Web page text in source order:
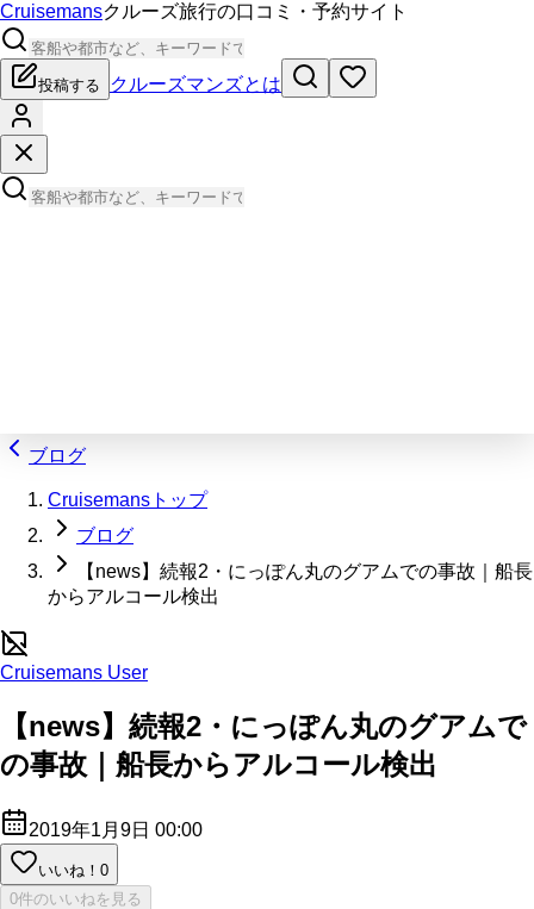
Cruisemansクルーズ旅行の口コミ・予約サイト
投稿する クルーズマンズとは
ブログ
Cruisemansトップ
ブログ
【news】続報2・にっぽん丸のグアムでの事故｜船長
からアルコール検出
Cruisemans User
【news】続報2・にっぽん丸のグアムで
の事故｜船長からアルコール検出
2019年1月9日 00:00
いいね！ 0
0件のいいねを見る